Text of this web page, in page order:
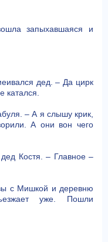
запыхавшаяся и
дед. – Да цирк
катался.
– А я слышу крик,
А они вон чего
Костя. – Главное –
с Мишкой и деревню
уже. Пошли